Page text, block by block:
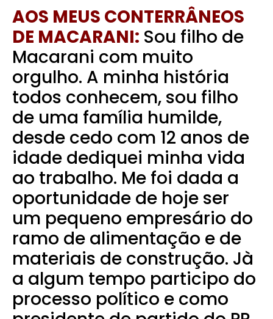
AOS MEUS CONTERRÂNEOS
DE MACARANI: Sou filho de
Macarani com muito
orgulho. A minha história
todos conhecem, sou filho
de uma família humilde,
desde cedo com 12 anos de
idade dediquei minha vida
ao trabalho. Me foi dada a
oportunidade de hoje ser
um pequeno empresário do
ramo de alimentação e de
materiais de construção. Jà
a algum tempo participo do
processo político e como